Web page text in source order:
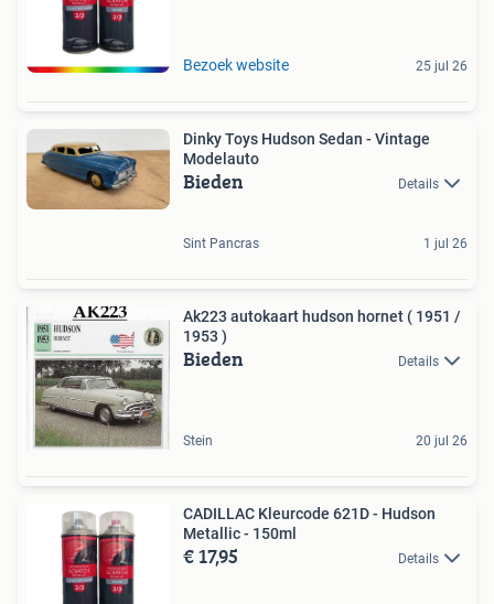
Bezoek website 25 jul 26
Dinky Toys Hudson Sedan - Vintage
Modelauto
Bieden Details
Sint Pancras 1 jul 26
Ak223 autokaart hudson hornet ( 1951 /
1953 )
Bieden Details
Stein 20 jul 26
CADILLAC Kleurcode 621D - Hudson
Metallic - 150ml
€ 17,95 Details